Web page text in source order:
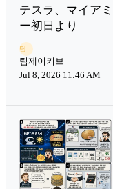
テスラ、マイア
ー初日より
팀
팀제이커브
Jul 8, 2026 11:46 AM